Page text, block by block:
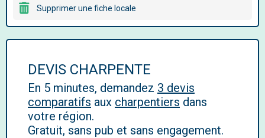
Supprimer une fiche locale
DEVIS CHARPENTE
En 5 minutes, demandez 3 devis
comparatifs aux charpentiers dans
votre région.
Gratuit, sans pub et sans engagement.